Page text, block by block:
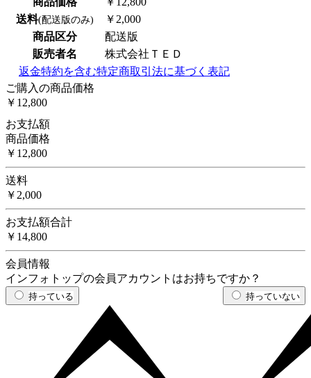
送料(配送版のみ)
￥2,000
商品区分
配送版
販売者名
株式会社ＴＥＤ
返金特約を含む特定商取引法に基づく表記
ご購入の商品価格
￥12,800
お支払額
商品価格
￥12,800
送料
￥2,000
お支払額合計
￥14,800
会員情報
インフォトップの会員アカウントはお持ちですか？
持っている 持っていない